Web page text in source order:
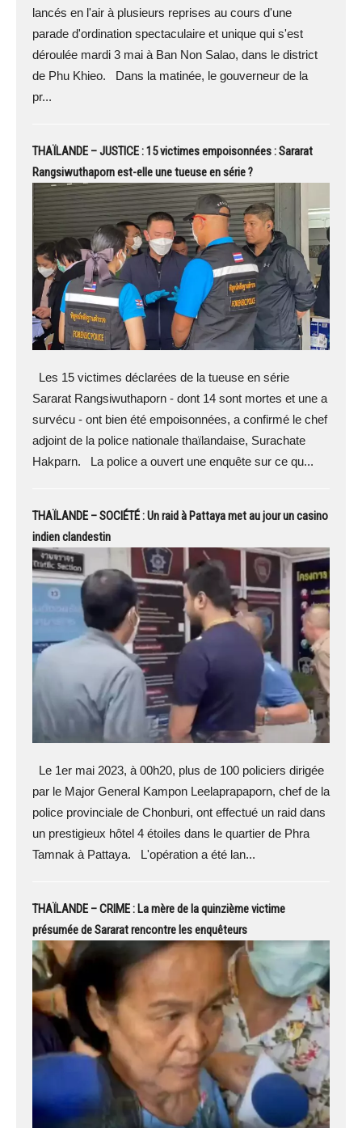
lancés en l'air à plusieurs reprises au cours d'une
parade d'ordination spectaculaire et unique qui s'est
déroulée mardi 3 mai à Ban Non Salao, dans le district
de Phu Khieo. Dans la matinée, le gouverneur de la
pr...
THAÏLANDE – JUSTICE : 15 victimes empoisonnées : Sararat
Rangsiwuthaporn est-elle une tueuse en série ?
Les 15 victimes déclarées de la tueuse en série
Sararat Rangsiwuthaporn - dont 14 sont mortes et une a
survécu - ont bien été empoisonnées, a confirmé le chef
adjoint de la police nationale thaïlandaise, Surachate
Hakparn. La police a ouvert une enquête sur ce qu...
THAÏLANDE – SOCIÉTÉ : Un raid à Pattaya met au jour un casino
indien clandestin
Le 1er mai 2023, à 00h20, plus de 100 policiers dirigée
par le Major General Kampon Leelaprapaporn, chef de la
police provinciale de Chonburi, ont effectué un raid dans
un prestigieux hôtel 4 étoiles dans le quartier de Phra
Tamnak à Pattaya. L'opération a été lan...
THAÏLANDE – CRIME : La mère de la quinzième victime
présumée de Sararat rencontre les enquêteurs